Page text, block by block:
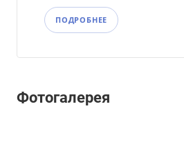
ПОДРОБНЕЕ
Фотогалерея